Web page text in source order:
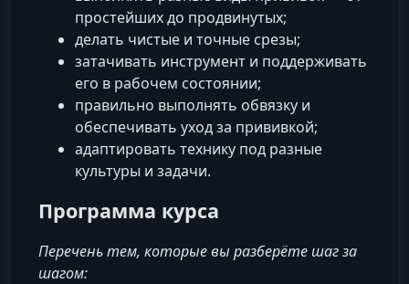
простейших до продвинутых;
делать чистые и точные срезы;
затачивать инструмент и поддерживать
его в рабочем состоянии;
правильно выполнять обвязку и
обеспечивать уход за прививкой;
адаптировать технику под разные
культуры и задачи.
Программа курса
Перечень тем, которые вы разберёте шаг за
шагом: